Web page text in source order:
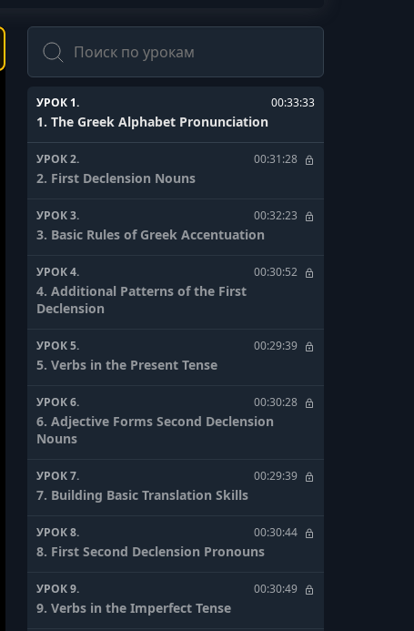
Поиск
УРОК 1. 00:33:33
1. The Greek Alphabet Pronunciation
УРОК 2. 00:31:28
2. First Declension Nouns
УРОК 3. 00:32:23
3. Basic Rules of Greek Accentuation
УРОК 4. 00:30:52
4. Additional Patterns of the First
Declension
УРОК 5. 00:29:39
5. Verbs in the Present Tense
УРОК 6. 00:30:28
6. Adjective Forms Second Declension
Nouns
УРОК 7. 00:29:39
7. Building Basic Translation Skills
УРОК 8. 00:30:44
8. First Second Declension Pronouns
УРОК 9. 00:30:49
9. Verbs in the Imperfect Tense